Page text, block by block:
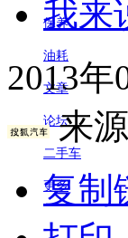
保养
油耗
文章
论坛
二手车
更多
我来
2013年
来源
复制